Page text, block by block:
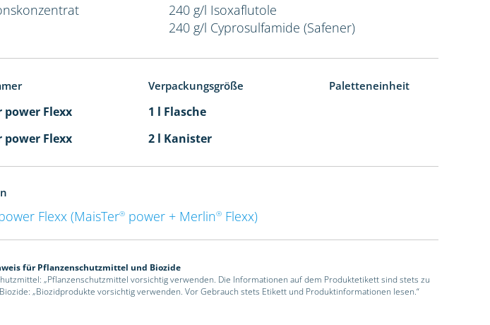
240 g/l Isoxaflutole
240 g/l Cyprosulfamide (Safener)
Verpackungsgröße Paletteneinheit
power Flexx
1 l Flasche
power Flexx
2 l Kanister
Flexx (MaisTer® power + Merlin® Flexx)
für Pflanzenschutzmittel und Biozide
„Pflanzenschutzmittel vorsichtig verwenden. Die Informationen auf dem Produktetikett sind stets zu
„Biozidprodukte vorsichtig verwenden. Vor Gebrauch stets Etikett und Produktinformationen lesen.“